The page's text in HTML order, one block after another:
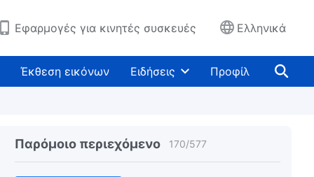
Εφαρμογές για κινητές συσκευές Ελληνικά
Έκθεση εικόνων Ειδήσεις Προφίλ
Παρόμοιο περιεχόμενο 170/577
Μαρτυρία πίστης «Στοχασμός
του γιου μου»